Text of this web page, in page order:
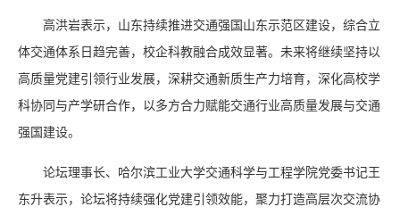
高洪岩表示，山东持续推进交通强国山东示范区建设，综合立
体交通体系日趋完善，校企科教融合成效显著。未来将继续坚持以
高质量党建引领行业发展，深耕交通新质生产力培育，深化高校学
科协同与产学研合作，以多方合力赋能交通行业高质量发展与交通
强国建设。
论坛理事长、哈尔滨工业大学交通科学与工程学院党委书记王
东升表示，论坛将持续强化党建引领效能，聚力打造高层次交流协